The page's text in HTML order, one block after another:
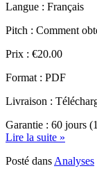
Pitch : Comment
Prix : €20.00
Format : PDF
Livraison :
Garantie : 60 jours
Posté dansAnalyses
Publié le 30